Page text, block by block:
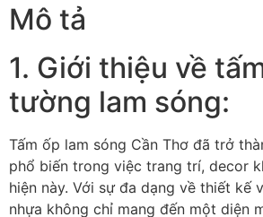
Mô tả
1. Giới thiệu về
tường lam sóng:
Tấm ốp lam sóng Cần Thơ đã trở
phổ biến trong việc trang trí, decor
hiện này. Với sự đa dạng về thiết kế
nhựa không chỉ mang đến một diện